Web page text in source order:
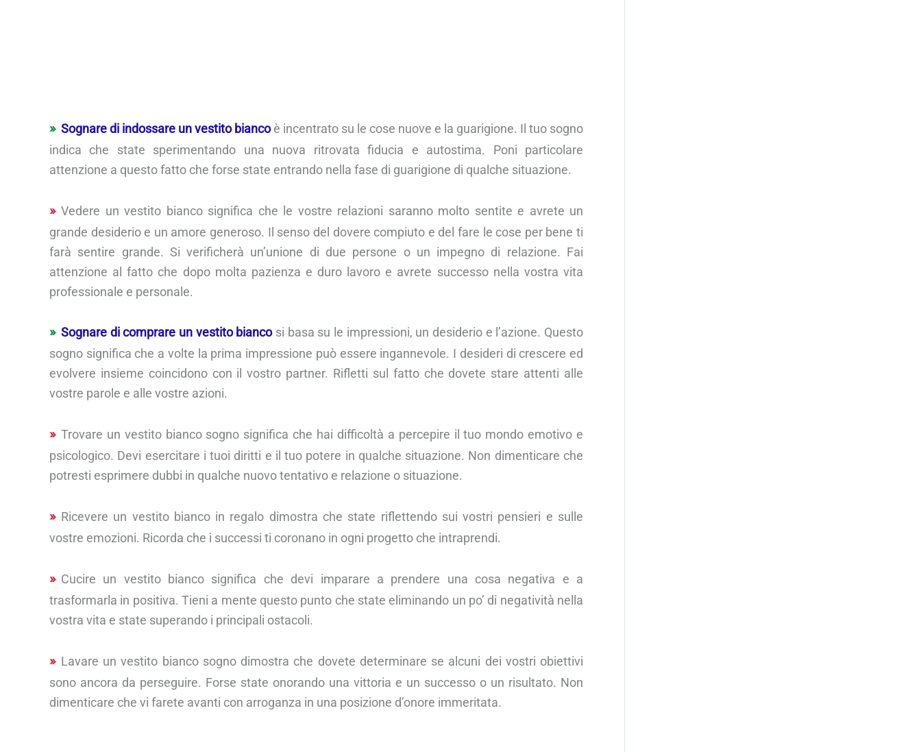
Sognare di indossare un vestito biancoè incentrato su le cose nuove e la guarigione. Il tuo sogno
indica che state sperimentando una nuova ritrovata fiducia e autostima. Poni particolare
attenzione a questo fatto che forse state entrando nella fase di guarigione di qualche situazione.
Vedere un vestito bianco significa che le vostre relazioni saranno molto sentite e avrete un
grande desiderio e un amore generoso. Il senso del dovere compiuto e del fare le cose per bene ti
farà sentire grande. Si verificherà un’unione di due persone o un impegno di relazione. Fai
attenzione al fatto che dopo molta pazienza e duro lavoro e avrete successo nella vostra vita
professionale e personale.
Sognare di comprare un vestito biancosi basa su le impressioni, un desiderio e l’azione. Questo
sogno significa che a volte la prima impressione può essere ingannevole. I desideri di crescere ed
evolvere insieme coincidono con il vostro partner. Rifletti sul fatto che dovete stare attenti alle
vostre parole e alle vostre azioni.
Trovare un vestito bianco sogno significa che hai difficoltà a percepire il tuo mondo emotivo e
psicologico. Devi esercitare i tuoi diritti e il tuo potere in qualche situazione. Non dimenticare che
potresti esprimere dubbi in qualche nuovo tentativo e relazione o situazione.
Ricevere un vestito bianco in regalo dimostra che state riflettendo sui vostri pensieri e sulle
vostre emozioni. Ricorda che i successi ti coronano in ogni progetto che intraprendi.
Cucire un vestito bianco significa che devi imparare a prendere una cosa negativa e a
trasformarla in positiva. Tieni a mente questo punto che state eliminando un po’ di negatività nella
vostra vita e state superando i principali ostacoli.
Lavare un vestito bianco sogno dimostra che dovete determinare se alcuni dei vostri obiettivi
sono ancora da perseguire. Forse state onorando una vittoria e un successo o un risultato. Non
dimenticare che vi farete avanti con arroganza in una posizione d’onore immeritata.